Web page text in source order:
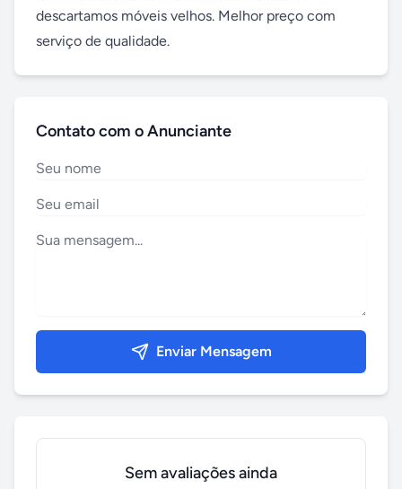
descartamos móveis velhos. Melhor preço com
serviço de qualidade.
Contato com o Anunciante
Enviar Mensagem
Sem avaliações ainda